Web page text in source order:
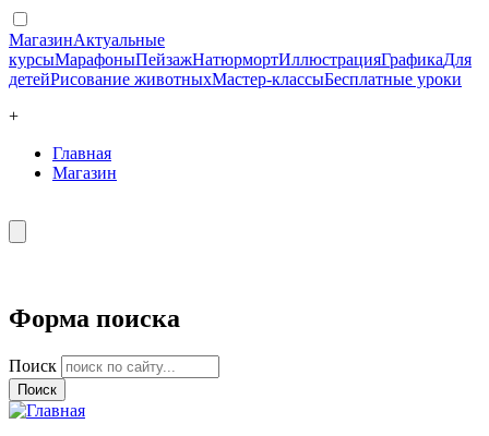
МагазинАктуальные
курсыМарафоныПейзажНатюрмортИллюстрацияГрафикаДля
детейРисование животныхМастер-классыБесплатные уроки
+
Главная
Магазин
Форма поиска
Поиск